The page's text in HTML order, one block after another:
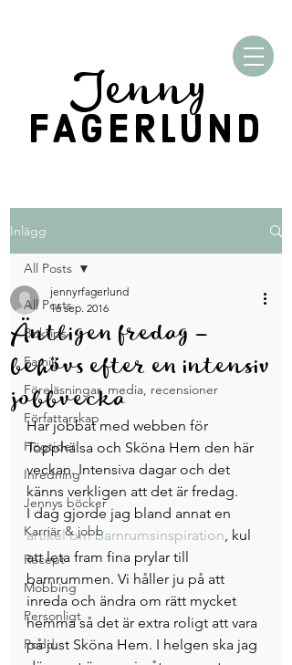
Jenny
FAGERLUND
Inlägg
All Posts
Boktips
Familj
Föreläsningar, media, recensioner
Författarskap
Högtider
Inredning
Jennys böcker
Karriär & jobb
Recept
Mobbing
Personligt
Podd
All Posts
Äntligen fredag –
behövs efter en intensiv
jobbvecka
jennyrfagerlund
16 sep. 2016
Har jobbat med webben för
Topphälsa och Sköna Hem den här
veckan. Intensiva dagar och det
känns verkligen att det är fredag.
I dag gjorde jag bland annat en
artikel om barnrumsinspiration, kul
att leta fram fina prylar till
barnrummen. Vi håller ju på att
inreda och ändra om rätt mycket
hemma så det är extra roligt att vara
på just Sköna Hem. I helgen ska jag